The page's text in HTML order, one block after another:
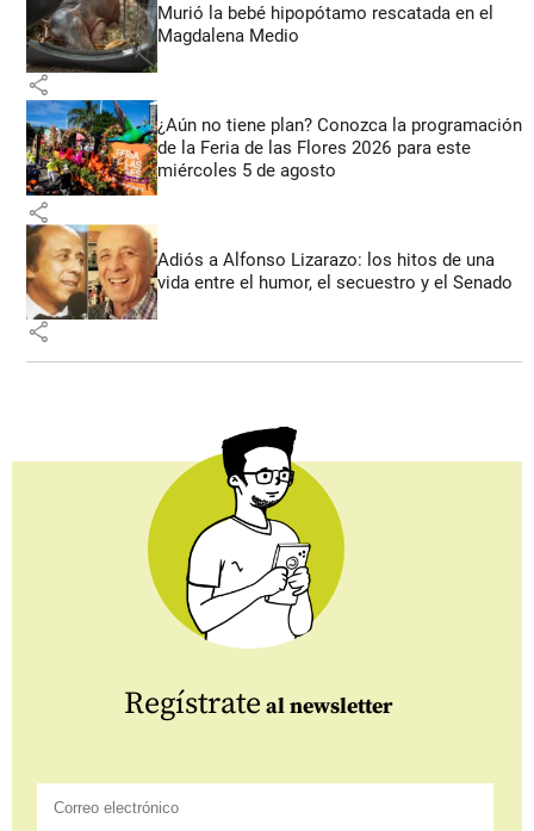
Murió la bebé hipopótamo rescatada en el
Magdalena Medio
share
¿Aún no tiene plan? Conozca la programación
de la Feria de las Flores 2026 para este
miércoles 5 de agosto
share
Adiós a Alfonso Lizarazo: los hitos de una
vida entre el humor, el secuestro y el Senado
share
Regístrate al newsletter